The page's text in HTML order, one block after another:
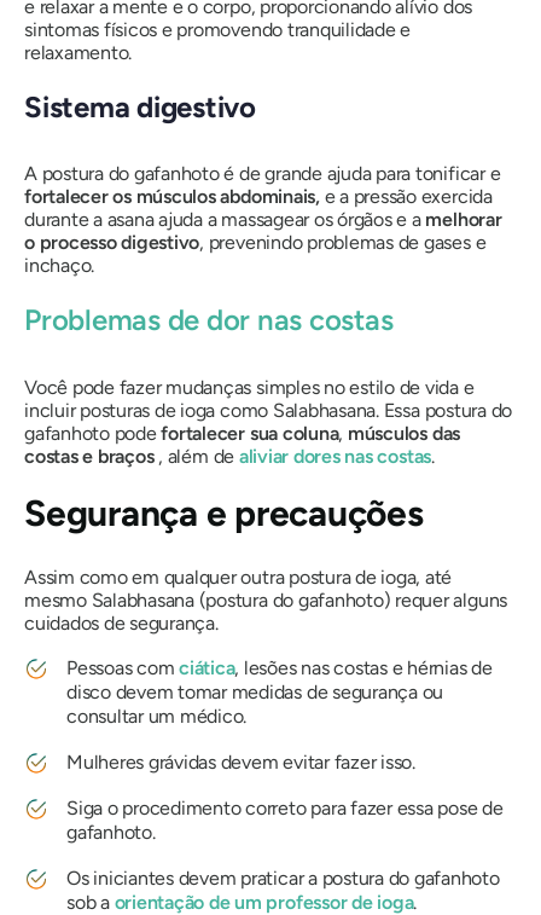
e relaxar a mente e o corpo, proporcionando alívio dos
sintomas físicos e promovendo tranquilidade e
relaxamento.
Sistema digestivo
A postura do gafanhoto é de grande ajuda para tonificar e
fortalecer os músculos abdominais,e a pressão exercida
durante a asana ajuda a massagear os órgãos e a melhorar
o processo digestivo, prevenindo problemas de gases e
inchaço.
Problemas de dor nas costas
Você pode fazer mudanças simples no estilo de vida e
incluir posturas de ioga como Salabhasana. Essa postura do
gafanhoto podefortalecer sua coluna, músculos das
costase braços, além de aliviar dores nas costas.
Segurança e precauções
Assim como em qualquer outra postura de ioga, até
mesmo Salabhasana(postura do gafanhoto) requer alguns
cuidados de segurança.
Pessoas comciática, lesões nas costas e hérnias de
disco devem tomar medidas de segurança ou
consultar um médico.
Mulheres grávidas devem evitar fazer isso.
Siga o procedimento correto para fazer essa pose de
gafanhoto.
Os iniciantes devem praticar a postura do gafanhoto
sob a orientação de um professor de ioga.